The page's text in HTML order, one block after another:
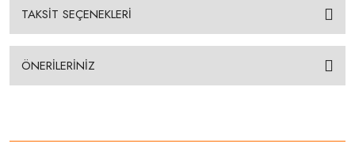
TAKSİT SEÇENEKLERİ
ÖNERİLERİNİZ